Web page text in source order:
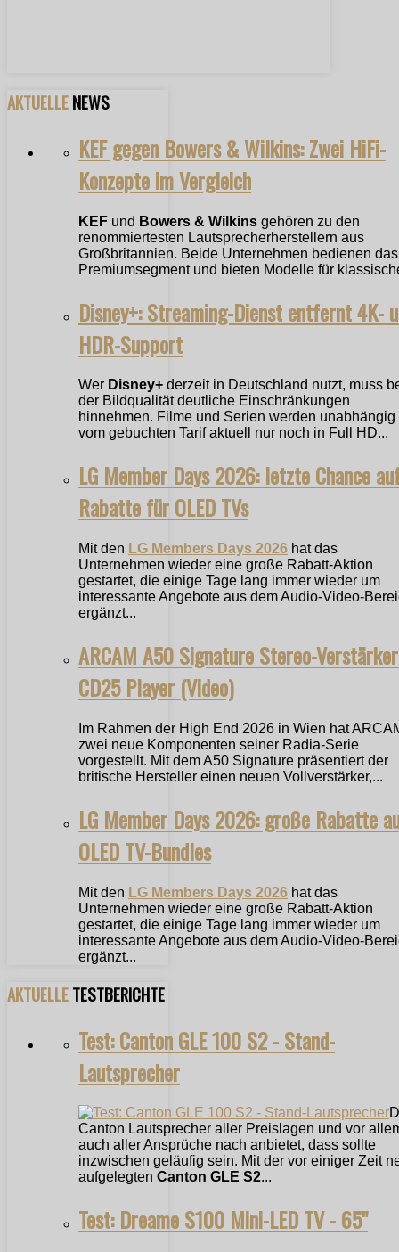
AKTUELLENEWS
KEF gegen Bowers & Wilkins: Zwei HiFi-
Konzepte im Vergleich
KEF und Bowers & Wilkins gehören zu den
renommiertesten Lautsprecherherstellern aus
Großbritannien. Beide Unternehmen bedienen das
Premiumsegment und bieten Modelle für
Disney+: Streaming-Dienst entfernt 4K-
HDR-Support
Wer Disney+ derzeit in Deutschland nutzt, muss
der Bildqualität deutliche Einschränkungen
hinnehmen. Filme und Serien werden unabhängig
vom gebuchten Tarif aktuell nur noch in Full HD...
LG Member Days 2026: letzte Chance
Rabatte für OLED TVs
Mit den LG Members Days 2026 hat das
Unternehmen wieder eine große Rabatt-Aktion
gestartet, die einige Tage lang immer wieder um
interessante Angebote aus dem Audio-Video-
ergänzt...
ARCAM A50 Signature Stereo-
CD25 Player (Video)
Im Rahmen der High End 2026 in Wien hat
zwei neue Komponenten seiner Radia-Serie
vorgestellt. Mit dem A50 Signature präsentiert der
britische Hersteller einen neuen Vollverstärker,...
LG Member Days 2026: große Rabatte
OLED TV-Bundles
Mit den LG Members Days 2026 hat das
Unternehmen wieder eine große Rabatt-Aktion
gestartet, die einige Tage lang immer wieder um
interessante Angebote aus dem Audio-Video-
ergänzt...
AKTUELLETESTBERICHTE
Test: Canton GLE 100 S2 - Stand-
Lautsprecher
Canton Lautsprecher aller Preislagen und vor
auch aller Ansprüche nach anbietet, dass sollte
inzwischen geläufig sein. Mit der vor einiger Zeit
aufgelegten Canton GLE S2...
Test: Dreame S100 Mini-LED TV - 65"